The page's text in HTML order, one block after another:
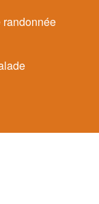
randonnée